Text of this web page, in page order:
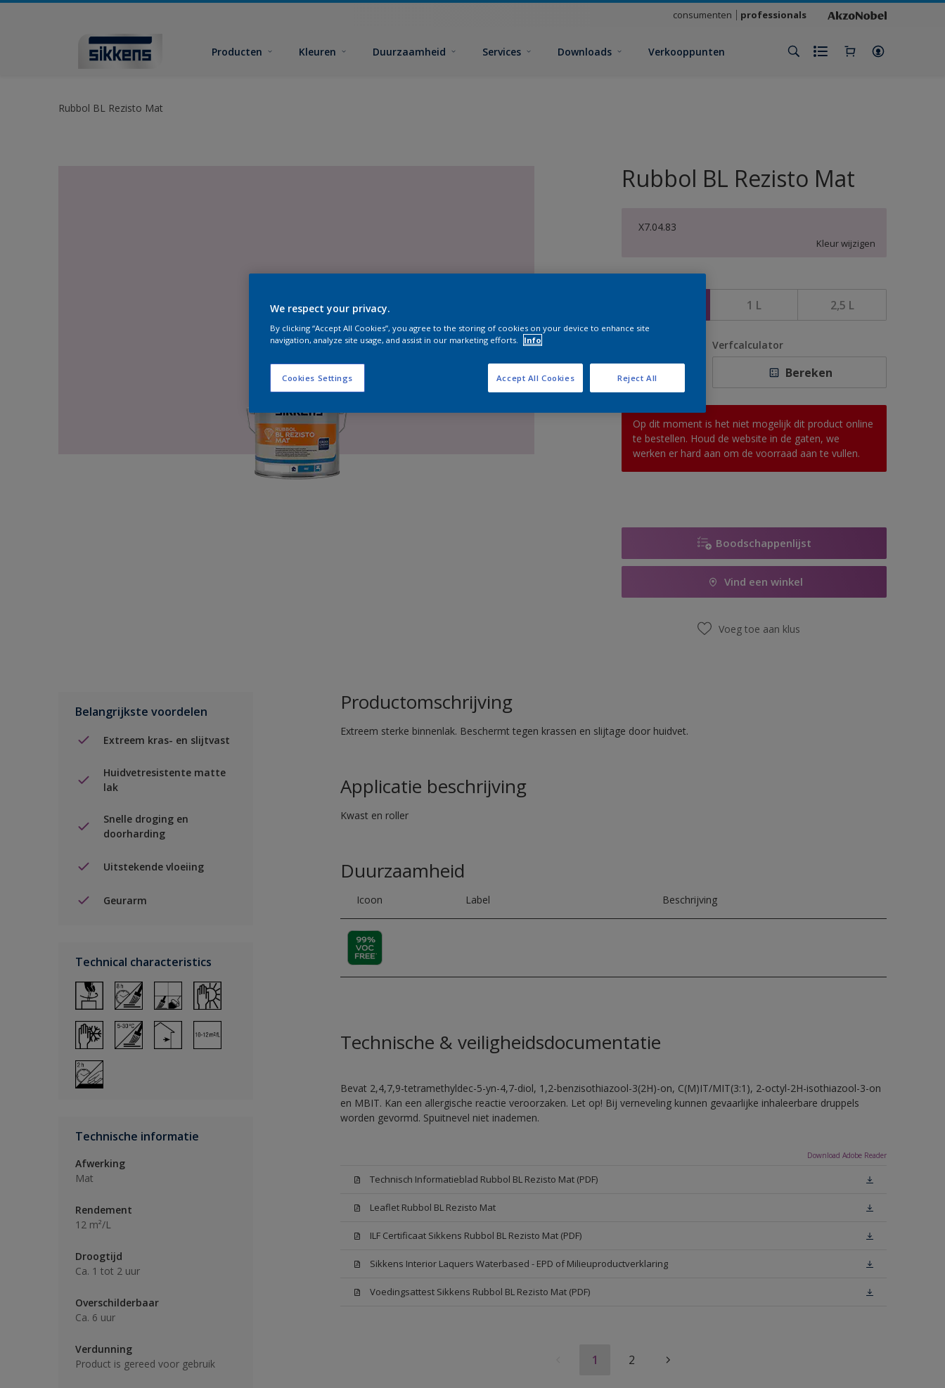
consumenten professionals
Producten Kleuren Duurzaamheid Services Downloads Verkooppunten
Rubbol BL Rezisto Mat
Rubbol BL Rezisto Mat
X7.04.83
Kleur wijzigen
1 L 2,5 L
Verfcalculator
Bereken
Op dit moment is het niet mogelijk dit product online
te bestellen. Houd de website in de gaten, we
werken er hard aan om de voorraad aan te vullen.
Boodschappenlijst
Vind een winkel
Voeg toe aan klus
Belangrijkste voordelen
Extreem kras- en slijtvast
Huidvetresistente matte
lak
Snelle droging en
doorharding
Uitstekende vloeiing
Geurarm
Technical characteristics
Technische informatie
Afwerking
Mat
Rendement
12 m²/L
Droogtijd
Ca. 1 tot 2 uur
Overschilderbaar
Ca. 6 uur
Verdunning
Product is gereed voor gebruik
Productomschrijving
Extreem sterke binnenlak. Beschermt tegen krassen en slijtage door huidvet.
Applicatie beschrijving
Kwast en roller
Duurzaamheid
Icoon Label Beschrijving
Technische & veiligheidsdocumentatie
Bevat 2,4,7,9-tetramethyldec-5-yn-4,7-diol, 1,2-benzisothiazool-3(2H)-on, C(M)IT/MIT(3:1), 2-octyl-2H-isothiazool-3-on
en MBIT. Kan een allergische reactie veroorzaken. Let op! Bij verneveling kunnen gevaarlijke inhaleerbare druppels
worden gevormd. Spuitnevel niet inademen.
Download Adobe Reader
Technisch Informatieblad Rubbol BL Rezisto Mat (PDF)
Leaflet Rubbol BL Rezisto Mat
ILF Certificaat Sikkens Rubbol BL Rezisto Mat (PDF)
Sikkens Interior Laquers Waterbased - EPD of Milieuproductverklaring
Voedingsattest Sikkens Rubbol BL Rezisto Mat (PDF)
1 2
We respect your privacy.
By clicking “Accept All Cookies”, you agree to the storing of cookies on your device to enhance site
navigation, analyze site usage, and assist in our marketing efforts.
Info
Cookies Settings Reject All
Accept All Cookies